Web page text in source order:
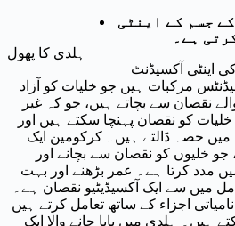
ہلدی کا پھول
جسم کے اینٹی
ہے۔
اینٹی آکسیڈنٹ
مرکبات ہیں جو خلیات کو آزاد
نقصان سے بچاتے ہیں، جو کہ غیر
کو نقصان پہنچا سکتے ہیں اور
میں حصہ ڈالتے ہیں۔ کرکومین ایک
جو خلیوں کو نقصان سے بچانے اور
میں مدد کرتا ہے۔ عمر بڑھنے اور بہت
میں سے ایک آکسیڈیٹیو نقصان ہے۔
اجزاء کے ساتھ تعامل کرتے ہیں
ہیں۔ ہلدی میں پایا جانے والا ایک